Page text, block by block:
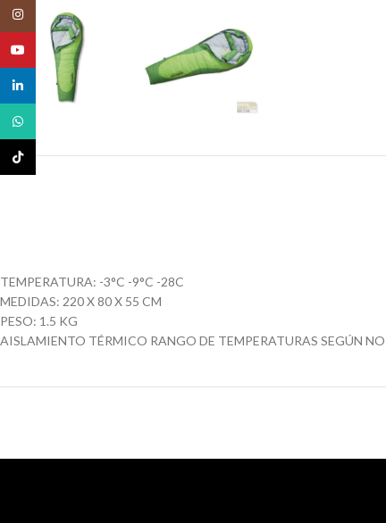
TEMPERATURA: -3°C -9°C -28C
MEDIDAS: 220 X 80 X 55 CM
PESO: 1.5 KG
AISLAMIENTO TÉRMICO RANGO DE TEMPERATURAS SEGÚN
Instagram
YouTube
linkedin
TikTok